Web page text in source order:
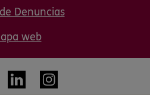
Denuncias
web